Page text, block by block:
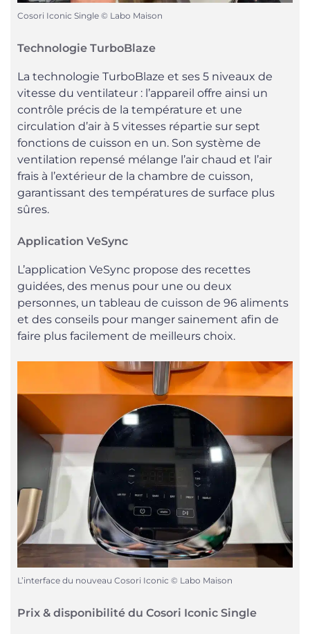
Cosori Iconic Single © Labo Maison
Technologie TurboBlaze
La technologie TurboBlaze et ses 5 niveaux de
vitesse du ventilateur : l’appareil offre ainsi un
contrôle précis de la température et une
circulation d’air à 5 vitesses répartie sur sept
fonctions de cuisson en un. Son système de
ventilation repensé mélange l’air chaud et l’air
frais à l’extérieur de la chambre de cuisson,
garantissant des températures de surface plus
sûres.
Application VeSync
L’application VeSync propose des recettes
guidées, des menus pour une ou deux
personnes, un tableau de cuisson de 96 aliments
et des conseils pour manger sainement afin de
faire plus facilement de meilleurs choix.
L’interface du nouveau Cosori Iconic © Labo Maison
Prix & disponibilité du Cosori Iconic Single